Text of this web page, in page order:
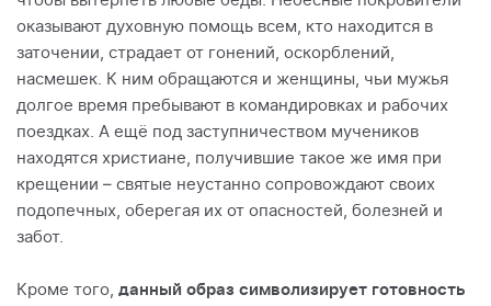
оказывают духовную помощь всем, кто находится в
заточении, страдает от гонений, оскорблений,
насмешек. К ним обращаются и женщины, чьи мужья
долгое время пребывают в командировках и рабочих
поездках. А ещё под заступничеством мучеников
находятся христиане, получившие такое же имя при
крещении – святые неустанно сопровождают своих
подопечных, оберегая их от опасностей, болезней и
забот.
Кроме того, данный образ символизирует готовность